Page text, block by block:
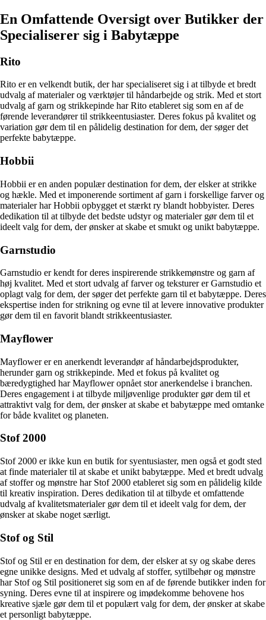
En Omfattende Oversigt over Butikker der
Specialiserer sig i Babytæppe
Rito
Rito er en velkendt butik, der har specialiseret sig i at tilbyde et bredt
udvalg af materialer og værktøjer til håndarbejde og strik. Med et stort
udvalg af garn og strikkepinde har Rito etableret sig som en af de
førende leverandører til strikkeentusiaster. Deres fokus på kvalitet og
variation gør dem til en pålidelig destination for dem, der søger det
perfekte babytæppe.
Hobbii
Hobbii er en anden populær destination for dem, der elsker at strikke
og hækle. Med et imponerende sortiment af garn i forskellige farver og
materialer har Hobbii opbygget et stærkt ry blandt hobbyister. Deres
dedikation til at tilbyde det bedste udstyr og materialer gør dem til et
ideelt valg for dem, der ønsker at skabe et smukt og unikt babytæppe.
Garnstudio
Garnstudio er kendt for deres inspirerende strikkemønstre og garn af
høj kvalitet. Med et stort udvalg af farver og teksturer er Garnstudio et
oplagt valg for dem, der søger det perfekte garn til et babytæppe. Deres
ekspertise inden for strikning og evne til at levere innovative produkter
gør dem til en favorit blandt strikkeentusiaster.
Mayflower
Mayflower er en anerkendt leverandør af håndarbejdsprodukter,
herunder garn og strikkepinde. Med et fokus på kvalitet og
bæredygtighed har Mayflower opnået stor anerkendelse i branchen.
Deres engagement i at tilbyde miljøvenlige produkter gør dem til et
attraktivt valg for dem, der ønsker at skabe et babytæppe med omtanke
for både kvalitet og planeten.
Stof 2000
Stof 2000 er ikke kun en butik for syentusiaster, men også et godt sted
at finde materialer til at skabe et unikt babytæppe. Med et bredt udvalg
af stoffer og mønstre har Stof 2000 etableret sig som en pålidelig kilde
til kreativ inspiration. Deres dedikation til at tilbyde et omfattende
udvalg af kvalitetsmaterialer gør dem til et ideelt valg for dem, der
ønsker at skabe noget særligt.
Stof og Stil
Stof og Stil er en destination for dem, der elsker at sy og skabe deres
egne unikke designs. Med et udvalg af stoffer, sytilbehør og mønstre
har Stof og Stil positioneret sig som en af de førende butikker inden for
syning. Deres evne til at inspirere og imødekomme behovene hos
kreative sjæle gør dem til et populært valg for dem, der ønsker at skabe
et personligt babytæppe.